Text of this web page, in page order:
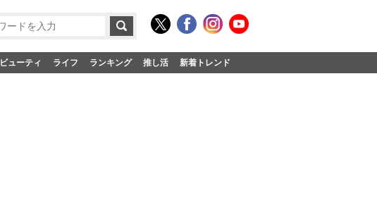
ビューティ ライフ ランキング 推し活 新着トレンド